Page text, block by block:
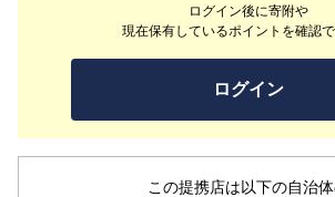
ログイン後に寄附や
現在保有しているポイントを確認
ログイン
この提携店は以下の自治
し。 手ぶらでお越し頂き、各プランの
質なBBQを味わうも良し。 雰囲気の異
つでも本格BBQが楽しめます！